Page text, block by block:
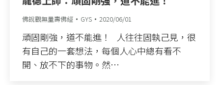
佛說觀無量壽佛經 GYS 2020/06/01
頑固剛強，道不能進！ 人往往固執己見，很
有自己的一套想法，每個人心中總有看不
開、放不下的事物。然…